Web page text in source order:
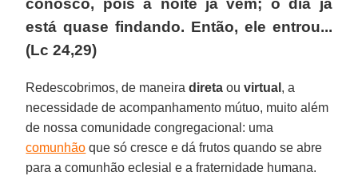
conosco, pois a noite já vem; o dia já
está quase findando. Então, ele entrou...
(Lc 24,29)
Redescobrimos, de maneiradireta ouvirtual , a
necessidade de acompanhamento mútuo, muito além
de nossa comunidade congregacional: uma
comunhão que só cresce e dá frutos quando se abre
para a comunhão eclesial e a fraternidade humana.